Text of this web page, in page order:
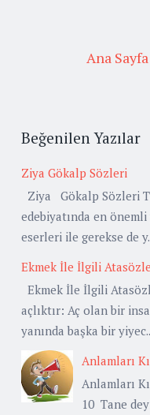
Ana Sayfa
Beğenilen Yazılar
Ziya Gökalp Sözleri
Ziya Gökalp Sözleri
edebiyatında en
eserleri ile gerekse de
Ekmek İle İlgili
Ekmek İle İlgili
açlıktır: Aç olan bir
yanında başka bir
Anlamları
Anlamları
10 Tane